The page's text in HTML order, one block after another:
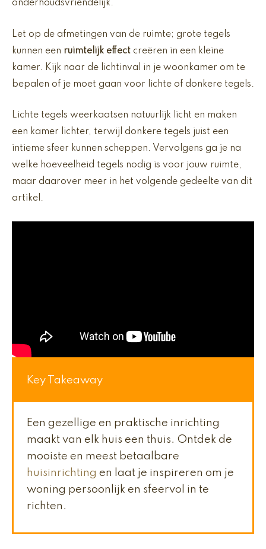
onderhoudsvriendelijk.
Let op de afmetingen van de ruimte; grote tegels
kunnen een ruimtelijk effect creëren in een kleine
kamer. Kijk naar de lichtinval in je woonkamer om te
bepalen of je moet gaan voor lichte of donkere tegels.
Lichte tegels weerkaatsen natuurlijk licht en maken
een kamer lichter, terwijl donkere tegels juist een
intieme sfeer kunnen scheppen. Vervolgens ga je na
welke hoeveelheid tegels nodig is voor jouw ruimte,
maar daarover meer in het volgende gedeelte van dit
artikel.
Key Takeaway
Een gezellige en praktische inrichting
maakt van elk huis een thuis. Ontdek de
mooiste en meest betaalbare
huisinrichting en laat je inspireren om je
woning persoonlijk en sfeervol in te
richten.